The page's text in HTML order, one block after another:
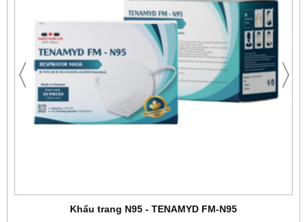
Khẩu trang N95 - TENAMYD FM-N95